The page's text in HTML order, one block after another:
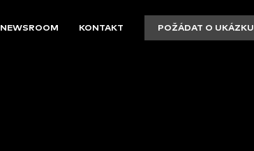
NEWSROOM KONTAKT POŽÁDAT O UKÁZKU